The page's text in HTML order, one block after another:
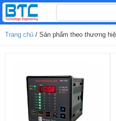
Tìm
kiếm
Trang chủ / Sản phẩm theo thương